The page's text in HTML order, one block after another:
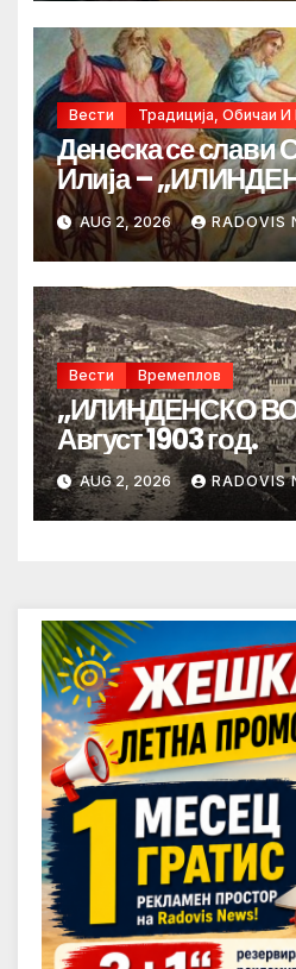
Вести Традиција, Обичаи И
Денеска се слави
Илија –
AUG 2, 2026 RADOVIS
Вести Времеплов
„ИЛИНДЕНСКО
Август 1903 год.
AUG 2, 2026 RADOVIS